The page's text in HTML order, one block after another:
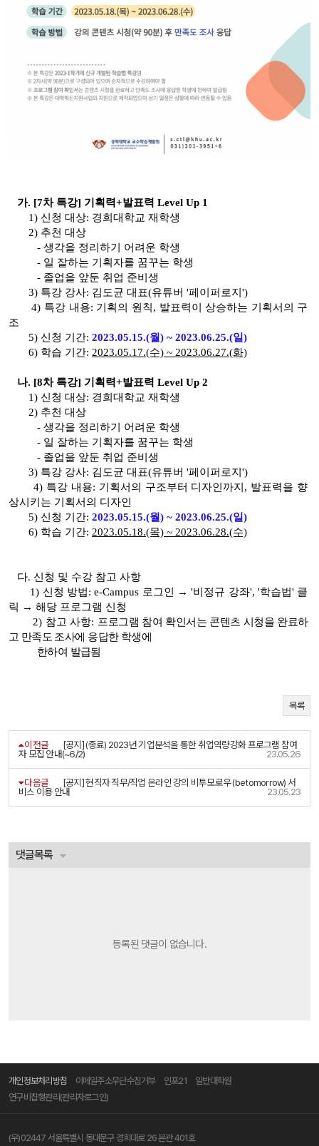
가. [7차 특강] 기획력+발표력 Level Up 1
1) 신청 대상: 경희대학교 재학생
2) 추천 대상
- 생각을 정리하기 어려운 학생
- 일 잘하는 기획자를 꿈꾸는 학생
- 졸업을 앞둔 취업 준비생
3) 특강 강사: 김도균 대표(유튜버 '페이퍼로지')
4) 특강 내용: 기획의 원칙, 발표력이 상승하는 기획서의 구
조
5) 신청 기간: 2023.05.15.(월) ~ 2023.06.25.(일)
6) 학습 기간: 2023.05.17.(수) ~ 2023.06.27.(화)
나. [8차 특강] 기획력+발표력 Level Up 2
1) 신청 대상: 경희대학교 재학생
2) 추천 대상
- 생각을 정리하기 어려운 학생
- 일 잘하는 기획자를 꿈꾸는 학생
- 졸업을 앞둔 취업 준비생
3) 특강 강사: 김도균 대표(유튜버 '페이퍼로지')
4) 특강 내용: 기획서의 구조부터 디자인까지, 발표력을 향
상시키는 기획서의 디자인
5) 신청 기간: 2023.05.15.(월) ~ 2023.06.25.(일)
6) 학습 기간: 2023.05.18.(목) ~ 2023.06.28.(수)
다. 신청 및 수강 참고 사항
1) 신청 방법: e-Campus 로그인 → '비정규 강좌', '학습법' 클
릭 → 해당 프로그램 신청
2) 참고 사항: 프로그램 참여 확인서는 콘텐츠 시청을 완료하
고 만족도 조사에 응답한 학생에
한하여 발급됨
목록
이전글
[공지] (종료) 2023년 기업분석을 통한 취업역량강화 프로그램 참여
자 모집 안내(~6/2)
23.05.26
다음글
[공지] 현직자 직무/직업 온라인 강의 비투모로우 (betomorrow) 서
비스 이용 안내
23.05.23
댓글목록
등록된 댓글이 없습니다.
개인정보처리방침 이메일주소무단수집거부 인포21
일반대학원
연구비집행관리(관리자로그인)
(우)02447 서울특별시 동대문구 경희대로 26 본관 401호